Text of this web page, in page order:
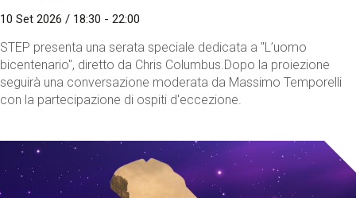
10 Set 2026 / 18:30 - 22:00
STEP presenta una serata speciale dedicata a "L’uomo
bicentenario", diretto da Chris Columbus.Dopo la proiezione
seguirà una conversazione moderata da Massimo Temporelli
con la partecipazione di ospiti d'eccezione.